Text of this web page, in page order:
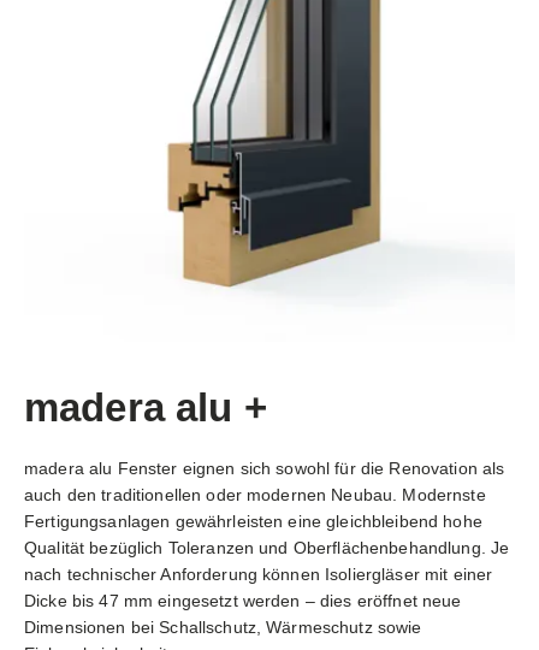
madera alu +
madera alu Fenster eignen sich sowohl für die Renovation als
auch den traditionellen oder modernen Neubau. Modernste
Fertigungsanlagen gewährleisten eine gleichbleibend hohe
Qualität bezüglich Toleranzen und Oberflächenbehandlung. Je
nach technischer Anforderung können Isoliergläser mit einer
Dicke bis 47 mm eingesetzt werden – dies eröffnet neue
Dimensionen bei Schallschutz, Wärmeschutz sowie